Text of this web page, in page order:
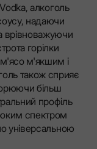
алкоголь
надаючи
врівноважуючи
горілки
м'якшим і
також сприяє
більш
профіль
спектром
універсальною